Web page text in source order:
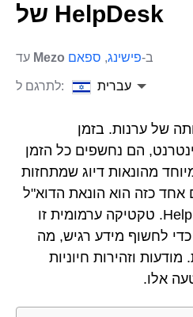
של HelpDesk
Mezo ב-פישינג, ספאם
לתרגם ל: עברית
של ערנות. בזמן
הם נחשפים כל הזמן
מהונאות דיוג שמתחזות
אחד כזה הוא הונאת הדוא"ל
לאישור סיסמה של HelpDesk. טקטיקה ערמומית זו
לחשוף מידע רגיש, מה
וזהירות חיוניות
אלו.